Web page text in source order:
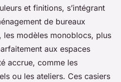
et finitions, s’intégrant
de bureaux
les modèles monoblocs, plus
aux espaces
accrue, comme les
ou les ateliers. Ces casiers